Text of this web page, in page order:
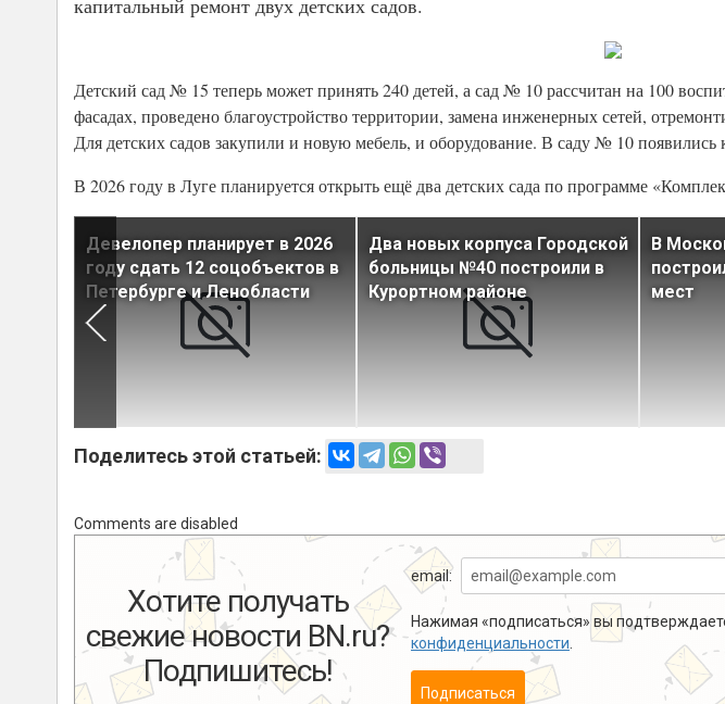
капитальный ремонт двух детских садов.
Детский сад № 15 теперь может принять 240 детей, а сад № 10 рассчитан на 100
фасадах, проведено благоустройство территории, замена инженерных сетей,
Для детских садов закупили и новую мебель, и оборудование. В саду № 10 появились
В 2026 году в Луге планируется открыть ещё два детских сада по программе
Девелопер планирует в 2026
году сдать 12 соцобъектов в
Петербурге и Ленобласти
Два новых корпуса Городской
больницы №40 построили в
Курортном районе
В
мест
Поделитесь этой статьей:
Comments are disabled
Хотите получать
свежие новости BN.ru?
Подпишитесь!
email:
Нажимая «подписаться» вы
конфиденциальности
Подписаться